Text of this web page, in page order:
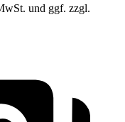
und ggf. zzgl.